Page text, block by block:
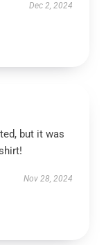
Dec 2, 2024
but it was
Nov 28, 2024